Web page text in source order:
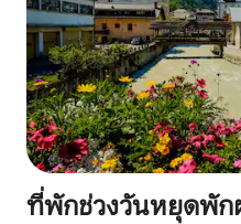
ที่พักช่วงวันหยุดพัก